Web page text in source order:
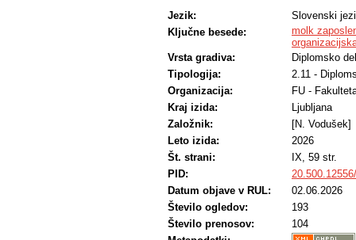
Z izvedbo regresijske analize je bila
privolitvenim in oportunističnim
dejavnik, ki zmanjšuje prosocialni
nastala pri podjetniški klimi. Za razliko
nastankom prosocialnega molka.
Z diplomskim delom bo vodstvo v
klime pri obvladovanju molka
najučinkoviteje zmanjšuje posamezne
spodbujanjem ustrezne klime lahko
pozitiven odnos do dela, temveč
lahko vodi celo v korupcijo.
Jezik:
Slovenski
Ključne besede:
molk
Vrsta gradiva:
Diplomsko
Tipologija:
2.11 -
Organizacija:
FU -
Kraj izida:
Ljubljana
Založnik:
[N. Vodušek]
Leto izida:
2026
Št. strani:
IX, 59 str.
PID:
Datum objave v RUL:
02.06.2026
Število ogledov:
193
Število prenosov:
104